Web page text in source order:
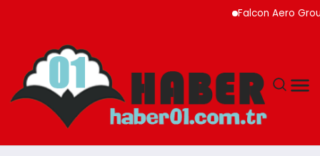
Falcon Aero Group,